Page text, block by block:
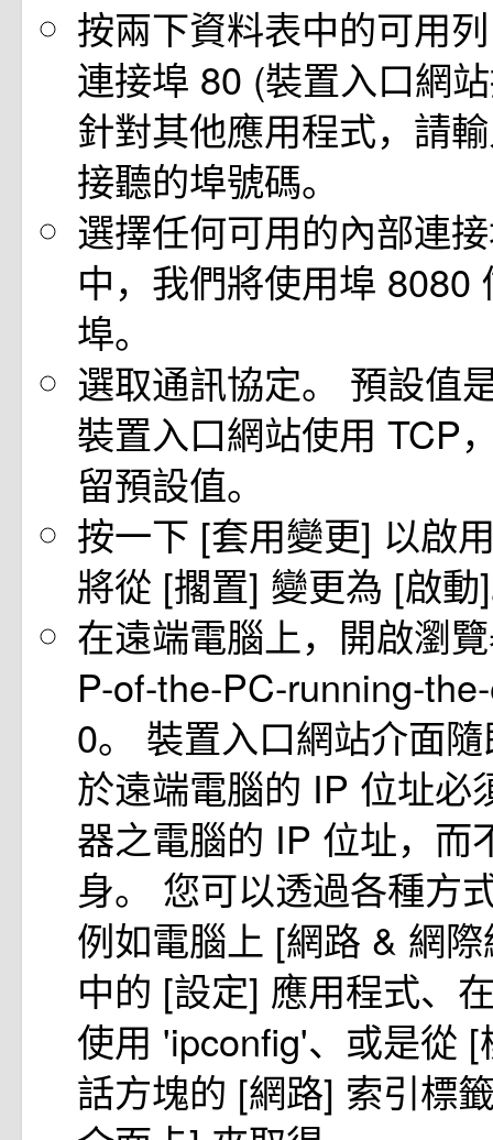
按兩下資料表中的可用
連接埠 80 (裝置入口網
針對其他應用程式，請
接聽的埠號碼。
選擇任何可用的內部連
中，我們將使用埠 8080
埠。
選取通訊協定。 預設值
裝置入口網站使用 TCP
留預設值。
按一下 [套用變更] 以啟
將從 [擱置] 變更為 [啟動
在遠端電腦上，開啟瀏
P-of-the-PC-running-
0。 裝置入口網站介面
於遠端電腦的 IP 位址必
器之電腦的 IP 位址，而
身。 您可以透過各種方
例如電腦上 [網路 & 網
中的 [設定] 應用程式、
使用 'ipconfig'、或是從
話方塊的 [網路] 索引標